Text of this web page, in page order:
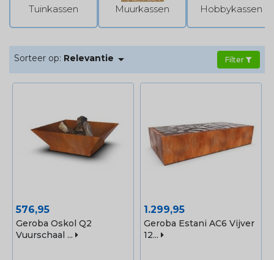
Tuinkassen Muurkassen Hobbykassen
Sorteer op: Relevantie  Filter
Prijs
576,95
Geroba Oskol Q2
Vuurschaal ...
Prijs
1.299,95
Geroba Estani AC6 Vijver
12...